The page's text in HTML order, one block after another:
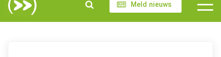
Meld nieuws